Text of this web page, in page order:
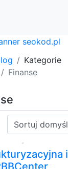
Kategorie
Finanse
Sortuj:
i